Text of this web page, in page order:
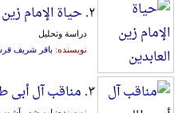
۲. حیاة الإمام
دراسة وتحلیل
نویسنده: باقر شریف
۳. مناقب آل أبی